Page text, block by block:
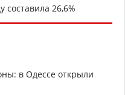
составила 26,6%
в Одессе открыли